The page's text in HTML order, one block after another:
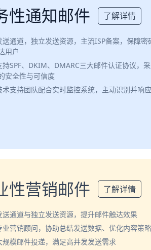
性通知邮件 了解详情
送通道，独立发送资源，主流ISP备案，保障
用户
持SPF、DKIM、DMARC三大邮件认证协议，
安全性与可信度
术支持团队配合实时监控系统，主动识别并响
性营销邮件 了解详情
送通道与独立发送资源，提升邮件触达效果
业营销顾问，协助总结发送数据、优化内容策略
规模邮件投递，满足高并发发送需求